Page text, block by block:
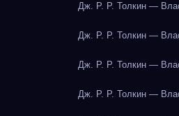
Дж. Р. Р. Толкин —
Дж. Р. Р. Толкин —
Дж. Р. Р. Толкин —
Дж. Р. Р. Толкин —